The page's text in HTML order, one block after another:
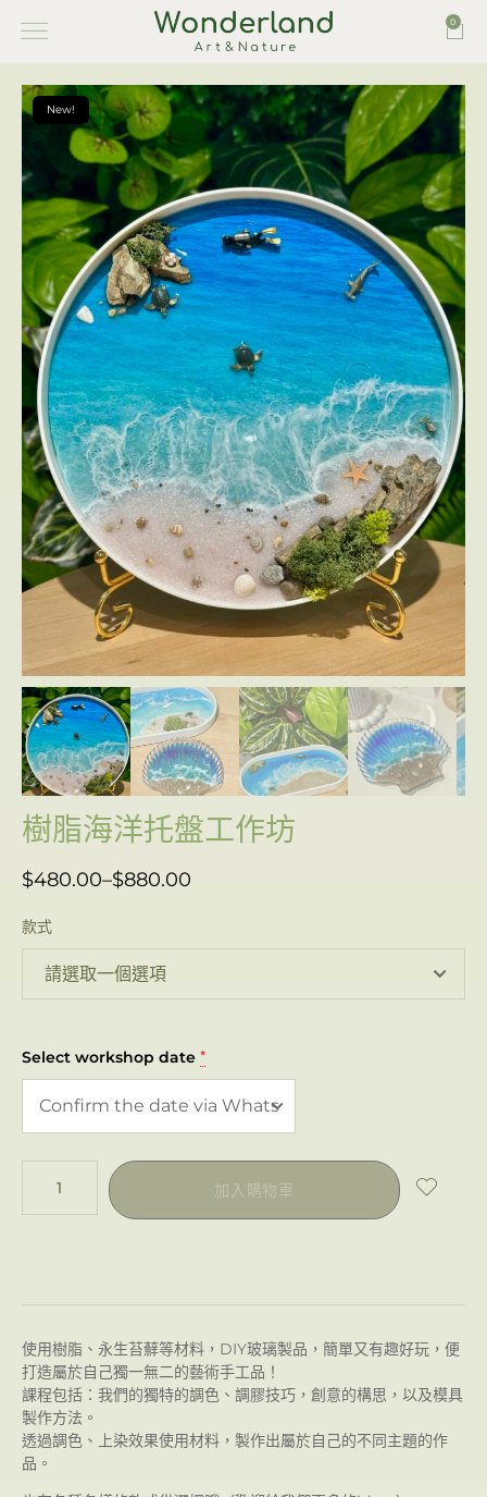
0
New!
樹脂海洋托盤工作坊
$480.00–$880.00
款式
Select workshop date *
加入購物車
使用樹脂、永生苔蘚等材料，DIY玻璃製品，簡單又有趣好玩，便
打造屬於自己獨一無二的藝術手工品！
課程包括：我們的獨特的調色、調膠技巧，創意的構思，以及模具
製作方法。
透過調色、上染效果使用材料，製作出屬於自己的不同主題的作
品。